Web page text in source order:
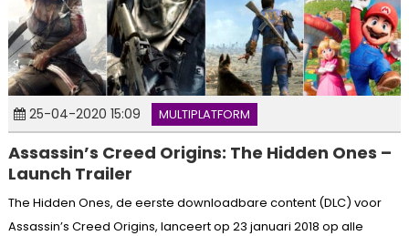
25-04-2020 15:09 MULTIPLATFORM
Assassin’s Creed Origins: The Hidden Ones –
Launch Trailer
The Hidden Ones, de eerste downloadbare content (DLC) voor
Assassin’s Creed Origins, lanceert op 23 januari 2018 op alle